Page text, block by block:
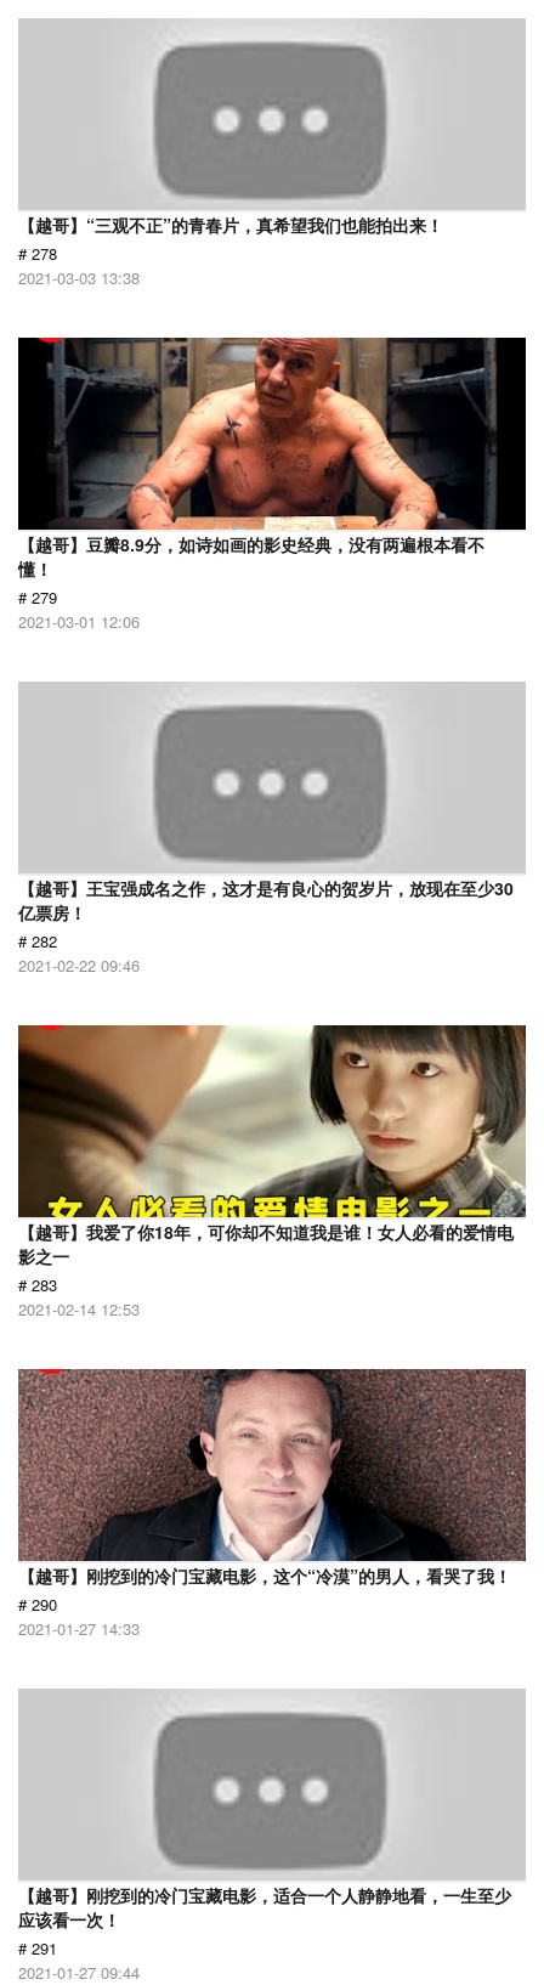
【越哥】“三观不正”的青春片，真希望我们也能拍出来！
# 278
2021-03-03 13:38
【越哥】豆瓣8.9分，如诗如画的影史经典，没有两遍根本看不
懂！
# 279
2021-03-01 12:06
【越哥】王宝强成名之作，这才是有良心的贺岁片，放现在至少30
亿票房！
# 282
2021-02-22 09:46
【越哥】我爱了你18年，可你却不知道我是谁！女人必看的爱情电
影之一
# 283
2021-02-14 12:53
【越哥】刚挖到的冷门宝藏电影，这个“冷漠”的男人，看哭了我！
# 290
2021-01-27 14:33
【越哥】刚挖到的冷门宝藏电影，适合一个人静静地看，一生至少
应该看一次！
# 291
2021-01-27 09:44